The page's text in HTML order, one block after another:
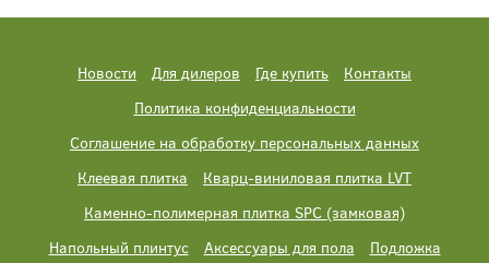
Новости Для дилеров Где купить
Контакты
Политика конфиденциальности
Соглашение на обработку персональных данных
Клеевая плитка
Кварц-виниловая плитка LVT
Каменно-полимерная плитка SPC (замковая)
Напольный плинтус
Аксессуары для пола Подложка